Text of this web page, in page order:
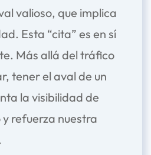
valioso, que implica
Esta “cita” es en sí
Más allá del tráfico
tener el aval de un
la visibilidad de
refuerza nuestra